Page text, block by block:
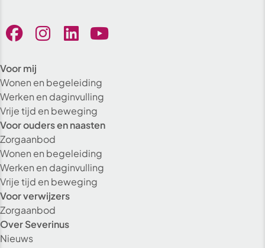
Voor mij
Wonen en begeleiding
Werken en daginvulling
Vrije tijd en beweging
Voor ouders en naasten
Zorgaanbod
Wonen en begeleiding
Werken en daginvulling
Vrije tijd en beweging
Voor verwijzers
Zorgaanbod
Over Severinus
Nieuws